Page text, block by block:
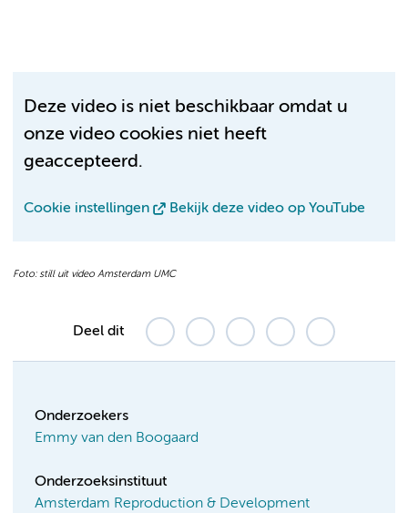
Deze video is niet beschikbaar omdat u
onze video cookies niet heeft
geaccepteerd.
Cookie instellingen Bekijk deze video op YouTube
Foto: still uit video Amsterdam UMC
Deel dit
Onderzoekers
Emmy van den Boogaard
Onderzoeksinstituut
Amsterdam Reproduction & Development